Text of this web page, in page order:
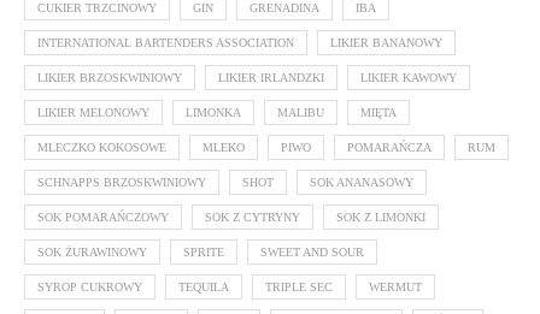
CUKIER TRZCINOWY GIN GRENADINA IBA
INTERNATIONAL BARTENDERS ASSOCIATION LIKIER BANANOWY
LIKIER BRZOSKWINIOWY LIKIER IRLANDZKI LIKIER KAWOWY
LIKIER MELONOWY LIMONKA MALIBU MIĘTA
MLECZKO KOKOSOWE MLEKO PIWO POMARAŃCZA RUM
SCHNAPPS BRZOSKWINIOWY SHOT SOK ANANASOWY
SOK POMARAŃCZOWY SOK Z CYTRYNY SOK Z LIMONKI
SOK ŻURAWINOWY SPRITE SWEET AND SOUR
SYROP CUKROWY TEQUILA TRIPLE SEC WERMUT